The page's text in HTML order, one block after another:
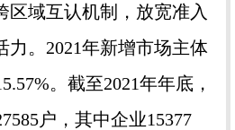
区域互认机制，放宽准入
力。2021年新增市场主体
。截至2021年年底，
户，其中企业15377